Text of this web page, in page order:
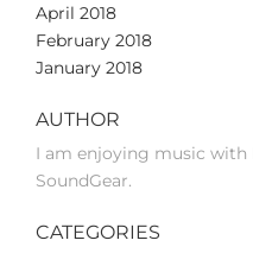
April 2018
February 2018
January 2018
AUTHOR
I am enjoying music with
SoundGear.
CATEGORIES